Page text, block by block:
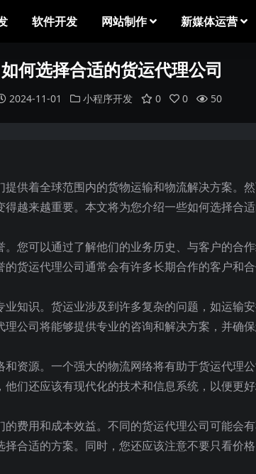
软件开发 网站制作 新媒体运营
如何选择合适的货运代理公司
2024-11-01 小程序开发 0 0 50
供着全球范围内的货物运输和物流解决方案。然
越来越重要。本文将为您介绍一些如何选择合
您可以通过了解他们的业务历史、与客户的合
货运代理公司通常会有许多长期合作的客户和
知识。货运业涉及到许多复杂的问题，如运输安
公司将能够提供专业的咨询和解决方案，并确
资源。一个强大的物流网络将有助于货运代理
们还应该有现代化的技术和信息系统，以便更
费用和成本效益。不同的货运代理公司可能会
合适的方案。同时，您还应该注意不要只看价